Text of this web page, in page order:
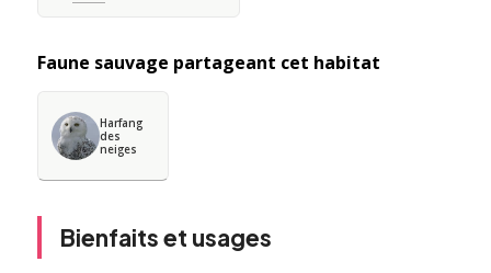
Faune sauvage partageant cet habitat
Harfang
des
neiges
Bienfaits et usages